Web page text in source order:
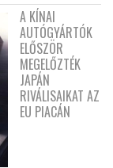
A KÍNAI
AUTÓGYÁRTÓK
ELŐSZÖR
MEGELŐZTÉK
JAPÁN
RIVÁLISAIKAT AZ
EU PIACÁN